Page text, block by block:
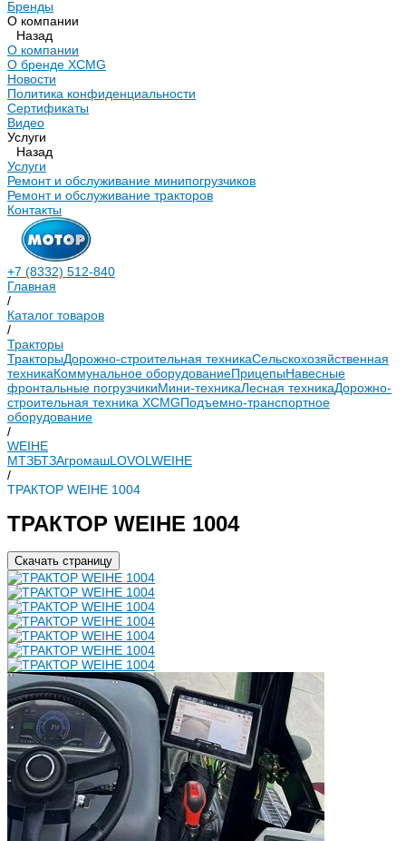
Бренды
О компании
Назад
О компании
О бренде XCMG
Новости
Политика конфиденциальности
Сертификаты
Видео
Услуги
Назад
Услуги
Ремонт и обслуживание минипогрузчиков
Ремонт и обслуживание тракторов
Контакты
+7 (8332) 512-840
Главная
/
Каталог товаров
/
Тракторы
ТракторыДорожно-строительная техникаСельскохозяйственная
техникаКоммунальное оборудованиеПрицепыНавесные
фронтальные погрузчикиМини-техникаЛесная техникаДорожно-
строительная техника XCMGПодъемно-транспортное
оборудование
/
WEIHE
МТЗБТЗАгромашLOVOL WEIHE
/
ТРАКТОР WEIHE 1004
ТРАКТОР WEIHE 1004
Скачать страницу